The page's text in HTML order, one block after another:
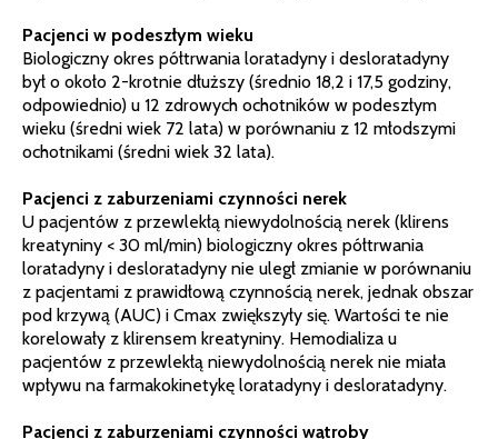
Pacjenci w podeszłym wieku
Biologiczny okres półtrwania loratadyny i desloratadyny
był o około 2-krotnie dłuższy (średnio 18,2 i 17,5 godziny,
odpowiednio) u 12 zdrowych ochotników w podeszłym
wieku (średni wiek 72 lata) w porównaniu z 12 młodszymi
ochotnikami (średni wiek 32 lata).
Pacjenci z zaburzeniami czynności nerek
U pacjentów z przewlekłą niewydolnością nerek (klirens
kreatyniny < 30 ml/min) biologiczny okres półtrwania
loratadyny i desloratadyny nie uległ zmianie w porównaniu
z pacjentami z prawidłową czynnością nerek, jednak obszar
pod krzywą (AUC) i Cmax zwiększyły się. Wartości te nie
korelowały z klirensem kreatyniny. Hemodializa u
pacjentów z przewlekłą niewydolnością nerek nie miała
wpływu na farmakokinetykę loratadyny i desloratadyny.
Pacjenci z zaburzeniami czynności wątroby